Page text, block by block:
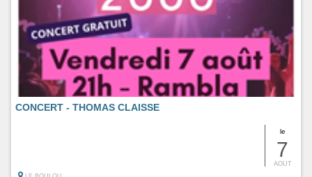
le
7
AOUT
CONCERT - THOMAS CLAISSE